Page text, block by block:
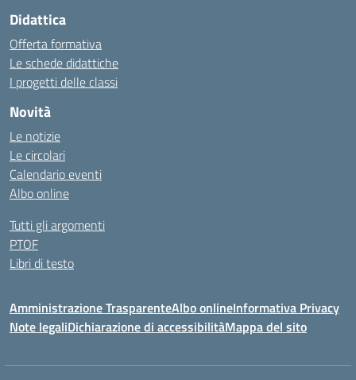
Didattica
Offerta formativa
Le schede didattiche
I progetti delle classi
Novità
Le notizie
Le circolari
Calendario eventi
Albo online
Tutti gli argomenti
PTOF
Libri di testo
Amministrazione TrasparenteAlbo onlineInformativa Privacy
Note legaliDichiarazione di accessibilitàMappa del sito